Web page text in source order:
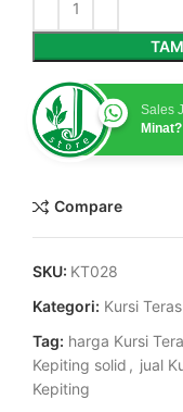
Sales
Compare
SKU: KT028
Kategori: Kursi Teras
Tag: harga Kursi
Kepiting solid , jual
Kepiting